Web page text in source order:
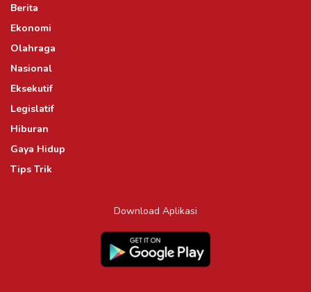
Berita
Ekonomi
Olahraga
Nasional
Eksekutif
Legislatif
Hiburan
Gaya Hidup
Tips Trik
Download Aplikasi